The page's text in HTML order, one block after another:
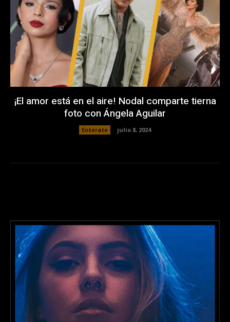
¡El amor está en el aire! Nodal comparte tierna
foto con Ángela Aguilar
Enterate julio 8, 2024